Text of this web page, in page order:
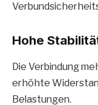
Hohe
Die Verbindung
erhöhte
Belastungen.